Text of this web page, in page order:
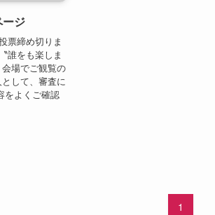
ジ
票締め切りま
誰をも楽しま
場でご観覧の
して、審査に
よくご確認
1